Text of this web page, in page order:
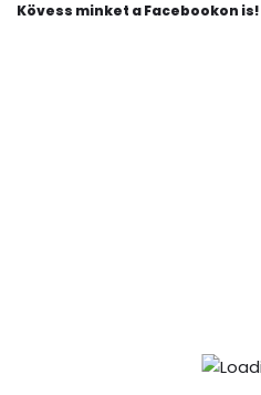
Kövess minket a Facebookon is!